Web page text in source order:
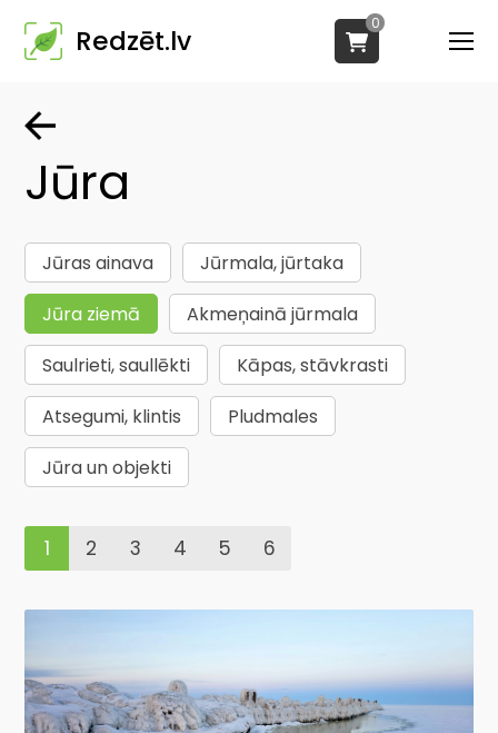
Redzēt.lv
0
Jūra
Jūras ainava
Jūrmala, jūrtaka
Jūra ziemā
Akmeņainā jūrmala
Saulrieti, saullēkti
Kāpas, stāvkrasti
Atsegumi, klintis
Pludmales
Jūra un objekti
1 2 3 4 5 6